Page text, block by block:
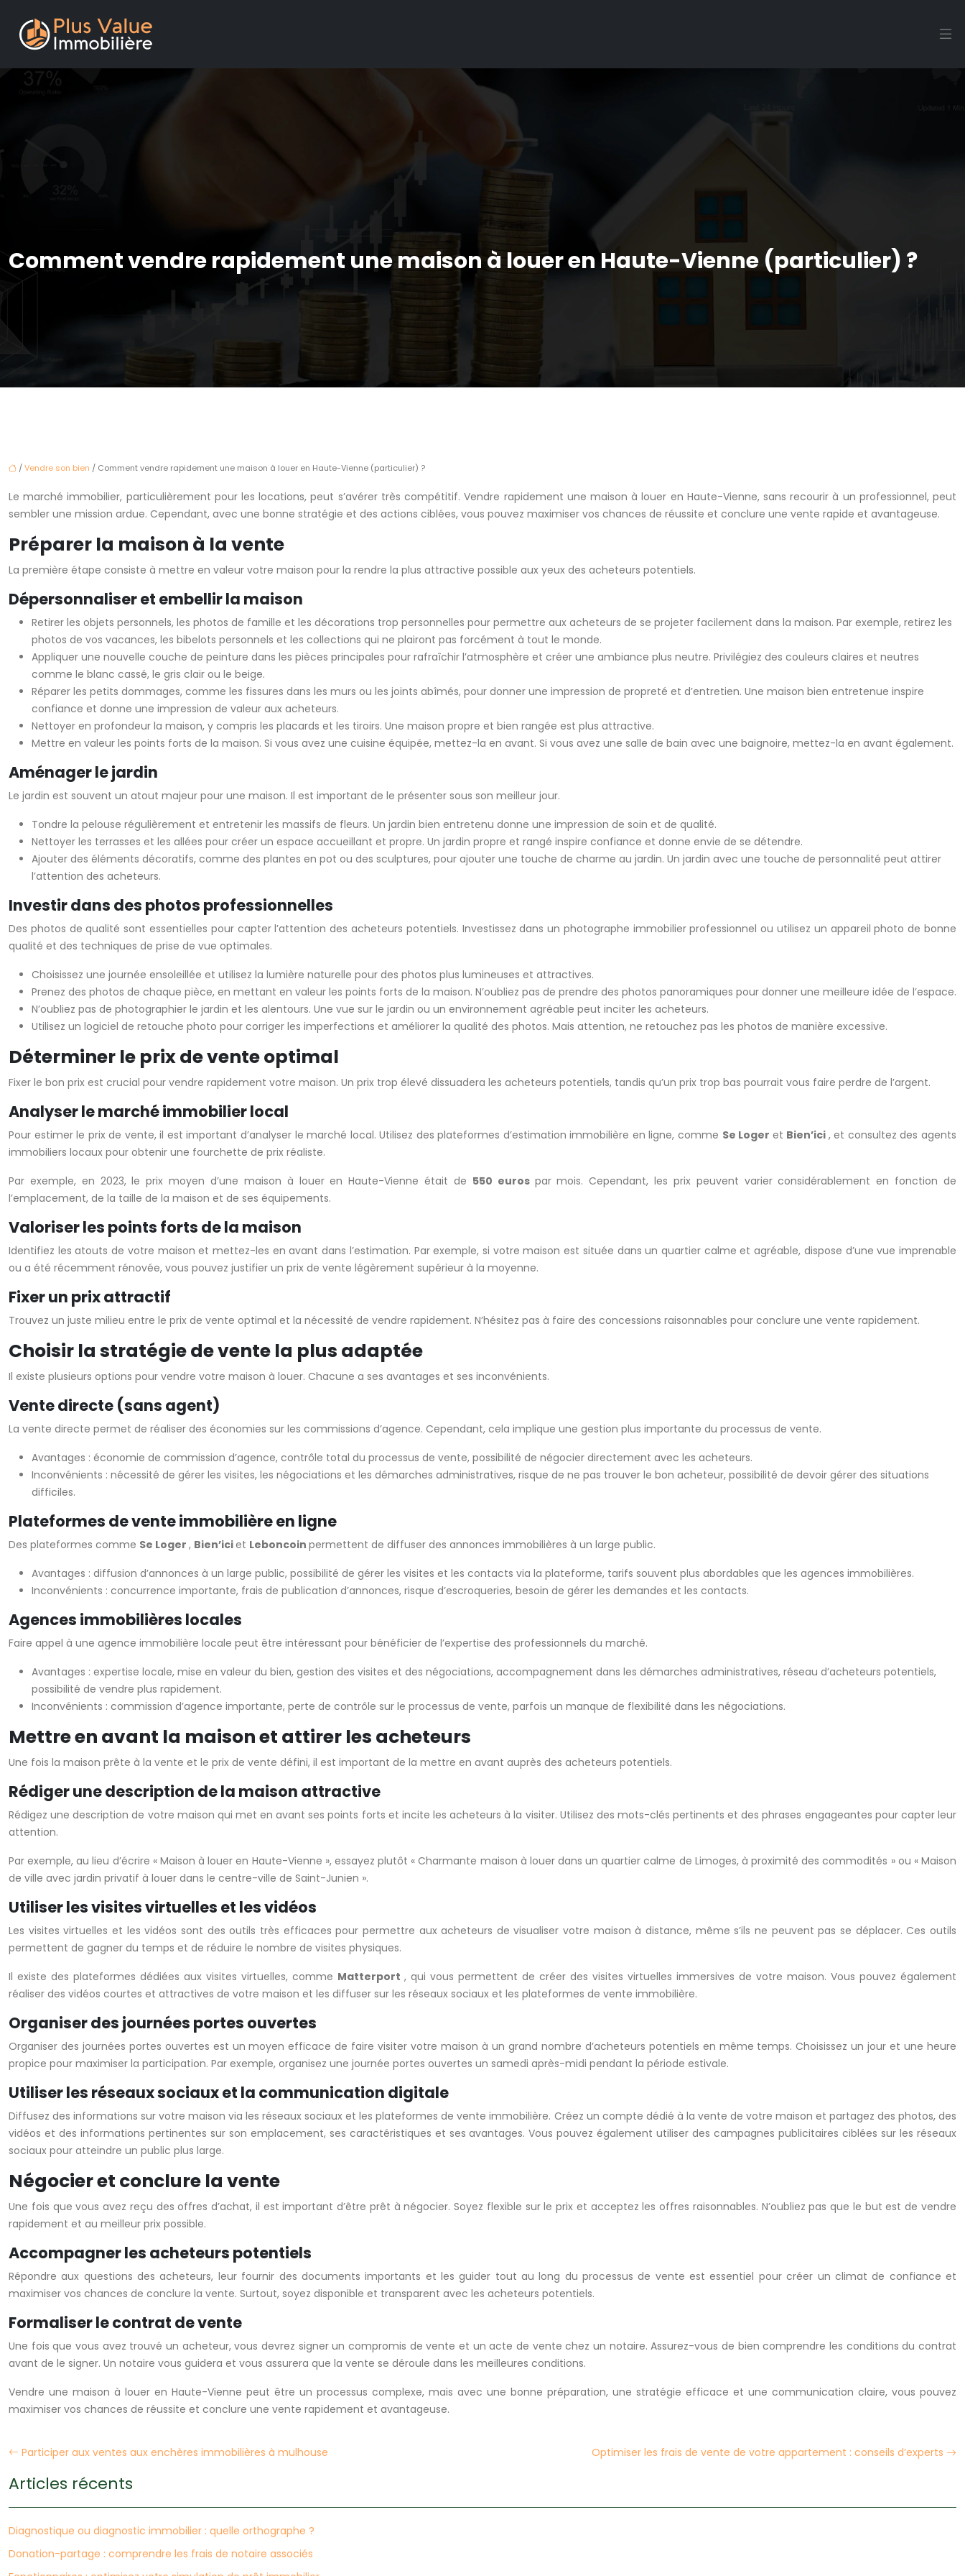
Comment vendre rapidement une maison à louer en Haute-Vienne (particulier) ?
/Vendre son bien / Comment vendre rapidement une maison à louer en Haute-Vienne (particulier) ?
Le marché immobilier, particulièrement pour les locations, peut s’avérer très compétitif. Vendre rapidement une maison à louer en Haute-Vienne, sans recourir à un professionnel, peut
sembler une mission ardue. Cependant, avec une bonne stratégie et des actions ciblées, vous pouvez maximiser vos chances de réussite et conclure une vente rapide et avantageuse.
Préparer la maison à la vente
La première étape consiste à mettre en valeur votre maison pour la rendre la plus attractive possible aux yeux des acheteurs potentiels.
Dépersonnaliser et embellir la maison
Retirer les objets personnels, les photos de famille et les décorations trop personnelles pour permettre aux acheteurs de se projeter facilement dans la maison. Par exemple, retirez les
photos de vos vacances, les bibelots personnels et les collections qui ne plairont pas forcément à tout le monde.
Appliquer une nouvelle couche de peinture dans les pièces principales pour rafraîchir l’atmosphère et créer une ambiance plus neutre. Privilégiez des couleurs claires et neutres
comme le blanc cassé, le gris clair ou le beige.
Réparer les petits dommages, comme les fissures dans les murs ou les joints abîmés, pour donner une impression de propreté et d’entretien. Une maison bien entretenue inspire
confiance et donne une impression de valeur aux acheteurs.
Nettoyer en profondeur la maison, y compris les placards et les tiroirs. Une maison propre et bien rangée est plus attractive.
Mettre en valeur les points forts de la maison. Si vous avez une cuisine équipée, mettez-la en avant. Si vous avez une salle de bain avec une baignoire, mettez-la en avant également.
Aménager le jardin
Le jardin est souvent un atout majeur pour une maison. Il est important de le présenter sous son meilleur jour.
Tondre la pelouse régulièrement et entretenir les massifs de fleurs. Un jardin bien entretenu donne une impression de soin et de qualité.
Nettoyer les terrasses et les allées pour créer un espace accueillant et propre. Un jardin propre et rangé inspire confiance et donne envie de se détendre.
Ajouter des éléments décoratifs, comme des plantes en pot ou des sculptures, pour ajouter une touche de charme au jardin. Un jardin avec une touche de personnalité peut attirer
l’attention des acheteurs.
Investir dans des photos professionnelles
Des photos de qualité sont essentielles pour capter l’attention des acheteurs potentiels. Investissez dans un photographe immobilier professionnel ou utilisez un appareil photo de bonne
qualité et des techniques de prise de vue optimales.
Choisissez une journée ensoleillée et utilisez la lumière naturelle pour des photos plus lumineuses et attractives.
Prenez des photos de chaque pièce, en mettant en valeur les points forts de la maison. N’oubliez pas de prendre des photos panoramiques pour donner une meilleure idée de l’espace.
N’oubliez pas de photographier le jardin et les alentours. Une vue sur le jardin ou un environnement agréable peut inciter les acheteurs.
Utilisez un logiciel de retouche photo pour corriger les imperfections et améliorer la qualité des photos. Mais attention, ne retouchez pas les photos de manière excessive.
Déterminer le prix de vente optimal
Fixer le bon prix est crucial pour vendre rapidement votre maison. Un prix trop élevé dissuadera les acheteurs potentiels, tandis qu’un prix trop bas pourrait vous faire perdre de l’argent.
Analyser le marché immobilier local
Pour estimer le prix de vente, il est important d’analyser le marché local. Utilisez des plateformes d’estimation immobilière en ligne, comme Se Loger et Bien’ici , et consultez des agents
immobiliers locaux pour obtenir une fourchette de prix réaliste.
Par exemple, en 2023, le prix moyen d’une maison à louer en Haute-Vienne était de 550 euros par mois. Cependant, les prix peuvent varier considérablement en fonction de
l’emplacement, de la taille de la maison et de ses équipements.
Valoriser les points forts de la maison
Identifiez les atouts de votre maison et mettez-les en avant dans l’estimation. Par exemple, si votre maison est située dans un quartier calme et agréable, dispose d’une vue imprenable
ou a été récemment rénovée, vous pouvez justifier un prix de vente légèrement supérieur à la moyenne.
Fixer un prix attractif
Trouvez un juste milieu entre le prix de vente optimal et la nécessité de vendre rapidement. N’hésitez pas à faire des concessions raisonnables pour conclure une vente rapidement.
Choisir la stratégie de vente la plus adaptée
Il existe plusieurs options pour vendre votre maison à louer. Chacune a ses avantages et ses inconvénients.
Vente directe (sans agent)
La vente directe permet de réaliser des économies sur les commissions d’agence. Cependant, cela implique une gestion plus importante du processus de vente.
Avantages : économie de commission d’agence, contrôle total du processus de vente, possibilité de négocier directement avec les acheteurs.
Inconvénients : nécessité de gérer les visites, les négociations et les démarches administratives, risque de ne pas trouver le bon acheteur, possibilité de devoir gérer des situations
difficiles.
Plateformes de vente immobilière en ligne
Des plateformes comme Se Loger , Bien’iciet Leboncoin permettent de diffuser des annonces immobilières à un large public.
Avantages : diffusion d’annonces à un large public, possibilité de gérer les visites et les contacts via la plateforme, tarifs souvent plus abordables que les agences immobilières.
Inconvénients : concurrence importante, frais de publication d’annonces, risque d’escroqueries, besoin de gérer les demandes et les contacts.
Agences immobilières locales
Faire appel à une agence immobilière locale peut être intéressant pour bénéficier de l’expertise des professionnels du marché.
Avantages : expertise locale, mise en valeur du bien, gestion des visites et des négociations, accompagnement dans les démarches administratives, réseau d’acheteurs potentiels,
possibilité de vendre plus rapidement.
Inconvénients : commission d’agence importante, perte de contrôle sur le processus de vente, parfois un manque de flexibilité dans les négociations.
Mettre en avant la maison et attirer les acheteurs
Une fois la maison prête à la vente et le prix de vente défini, il est important de la mettre en avant auprès des acheteurs potentiels.
Rédiger une description de la maison attractive
Rédigez une description de votre maison qui met en avant ses points forts et incite les acheteurs à la visiter. Utilisez des mots-clés pertinents et des phrases engageantes pour capter leur
attention.
Par exemple, au lieu d’écrire « Maison à louer en Haute-Vienne », essayez plutôt « Charmante maison à louer dans un quartier calme de Limoges, à proximité des commodités » ou « Maison
de ville avec jardin privatif à louer dans le centre-ville de Saint-Junien ».
Utiliser les visites virtuelles et les vidéos
Les visites virtuelles et les vidéos sont des outils très efficaces pour permettre aux acheteurs de visualiser votre maison à distance, même s’ils ne peuvent pas se déplacer. Ces outils
permettent de gagner du temps et de réduire le nombre de visites physiques.
Il existe des plateformes dédiées aux visites virtuelles, comme Matterport , qui vous permettent de créer des visites virtuelles immersives de votre maison. Vous pouvez également
réaliser des vidéos courtes et attractives de votre maison et les diffuser sur les réseaux sociaux et les plateformes de vente immobilière.
Organiser des journées portes ouvertes
Organiser des journées portes ouvertes est un moyen efficace de faire visiter votre maison à un grand nombre d’acheteurs potentiels en même temps. Choisissez un jour et une heure
propice pour maximiser la participation. Par exemple, organisez une journée portes ouvertes un samedi après-midi pendant la période estivale.
Utiliser les réseaux sociaux et la communication digitale
Diffusez des informations sur votre maison via les réseaux sociaux et les plateformes de vente immobilière. Créez un compte dédié à la vente de votre maison et partagez des photos, des
vidéos et des informations pertinentes sur son emplacement, ses caractéristiques et ses avantages. Vous pouvez également utiliser des campagnes publicitaires ciblées sur les réseaux
sociaux pour atteindre un public plus large.
Négocier et conclure la vente
Une fois que vous avez reçu des offres d’achat, il est important d’être prêt à négocier. Soyez flexible sur le prix et acceptez les offres raisonnables. N’oubliez pas que le but est de vendre
rapidement et au meilleur prix possible.
Accompagner les acheteurs potentiels
Répondre aux questions des acheteurs, leur fournir des documents importants et les guider tout au long du processus de vente est essentiel pour créer un climat de confiance et
maximiser vos chances de conclure la vente. Surtout, soyez disponible et transparent avec les acheteurs potentiels.
Formaliser le contrat de vente
Une fois que vous avez trouvé un acheteur, vous devrez signer un compromis de vente et un acte de vente chez un notaire. Assurez-vous de bien comprendre les conditions du contrat
avant de le signer. Un notaire vous guidera et vous assurera que la vente se déroule dans les meilleures conditions.
Vendre une maison à louer en Haute-Vienne peut être un processus complexe, mais avec une bonne préparation, une stratégie efficace et une communication claire, vous pouvez
maximiser vos chances de réussite et conclure une vente rapidement et avantageuse.
Participer aux ventes aux enchères immobilières à mulhouse Optimiser les frais de vente de votre appartement : conseils d’experts
Articles récents
Diagnostique ou diagnostic immobilier : quelle orthographe ?
Donation-partage : comprendre les frais de notaire associés